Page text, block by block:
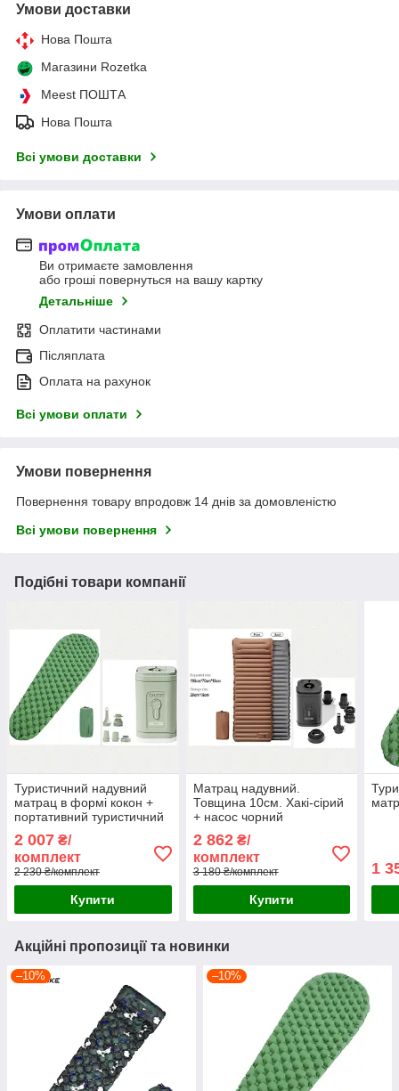
Умови доставки
Нова Пошта
Магазини Rozetka
Meest ПОШТА
Нова Пошта
Всі умови доставки
Умови оплати
Ви отримаєте замовлення
або гроші повернуться на вашу картку
Детальніше
Оплатити частинами
Післяплата
Оплата на рахунок
Всі умови оплати
Умови повернення
Повернення товару впродовж 14 днів за домовленістю
Всі умови повернення
Подібні товари компанії
Туристичний надувний
матрац в формі кокон +
портативний туристичний
Зелений
2 007 ₴/
комплект
2 230 ₴/комплект
Купити
Матрац надувний.
Товщина 10см. Хакі-сірий
+ насос чорний
2 862₴/
комплект
3 180 ₴/комплект
Купити
1
Акційні пропозиції та новинки
–10% –10%